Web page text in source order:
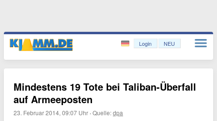
Login NEU
Mindestens 19 Tote bei Taliban-Überfall
auf Armeeposten
23. Februar 2014, 09:07 Uhr ·Quelle:dpa